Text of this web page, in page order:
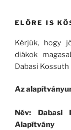
ELŐRE IS
Kérjük, hogy
diákok
Dabasi
Az
Név: Dabasi
Alapítvány